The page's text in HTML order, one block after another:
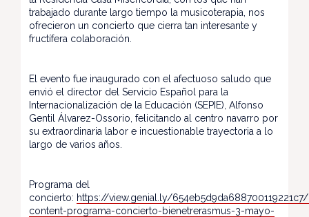
trabajado durante largo tiempo la musicoterapia, nos
ofrecieron un concierto que cierra tan interesante y
fructífera colaboración.
El evento fue inaugurado con el afectuoso saludo que
envió el director del Servicio Español para la
Internacionalización de la Educación (SEPIE), Alfonso
Gentil Álvarez-Ossorio, felicitando al centro navarro por
su extraordinaria labor e incuestionable trayectoria a lo
largo de varios años.
Programa del
concierto: https://view.genial.ly/
content-programa-concierto-bienetrerasmus-3-mayo-